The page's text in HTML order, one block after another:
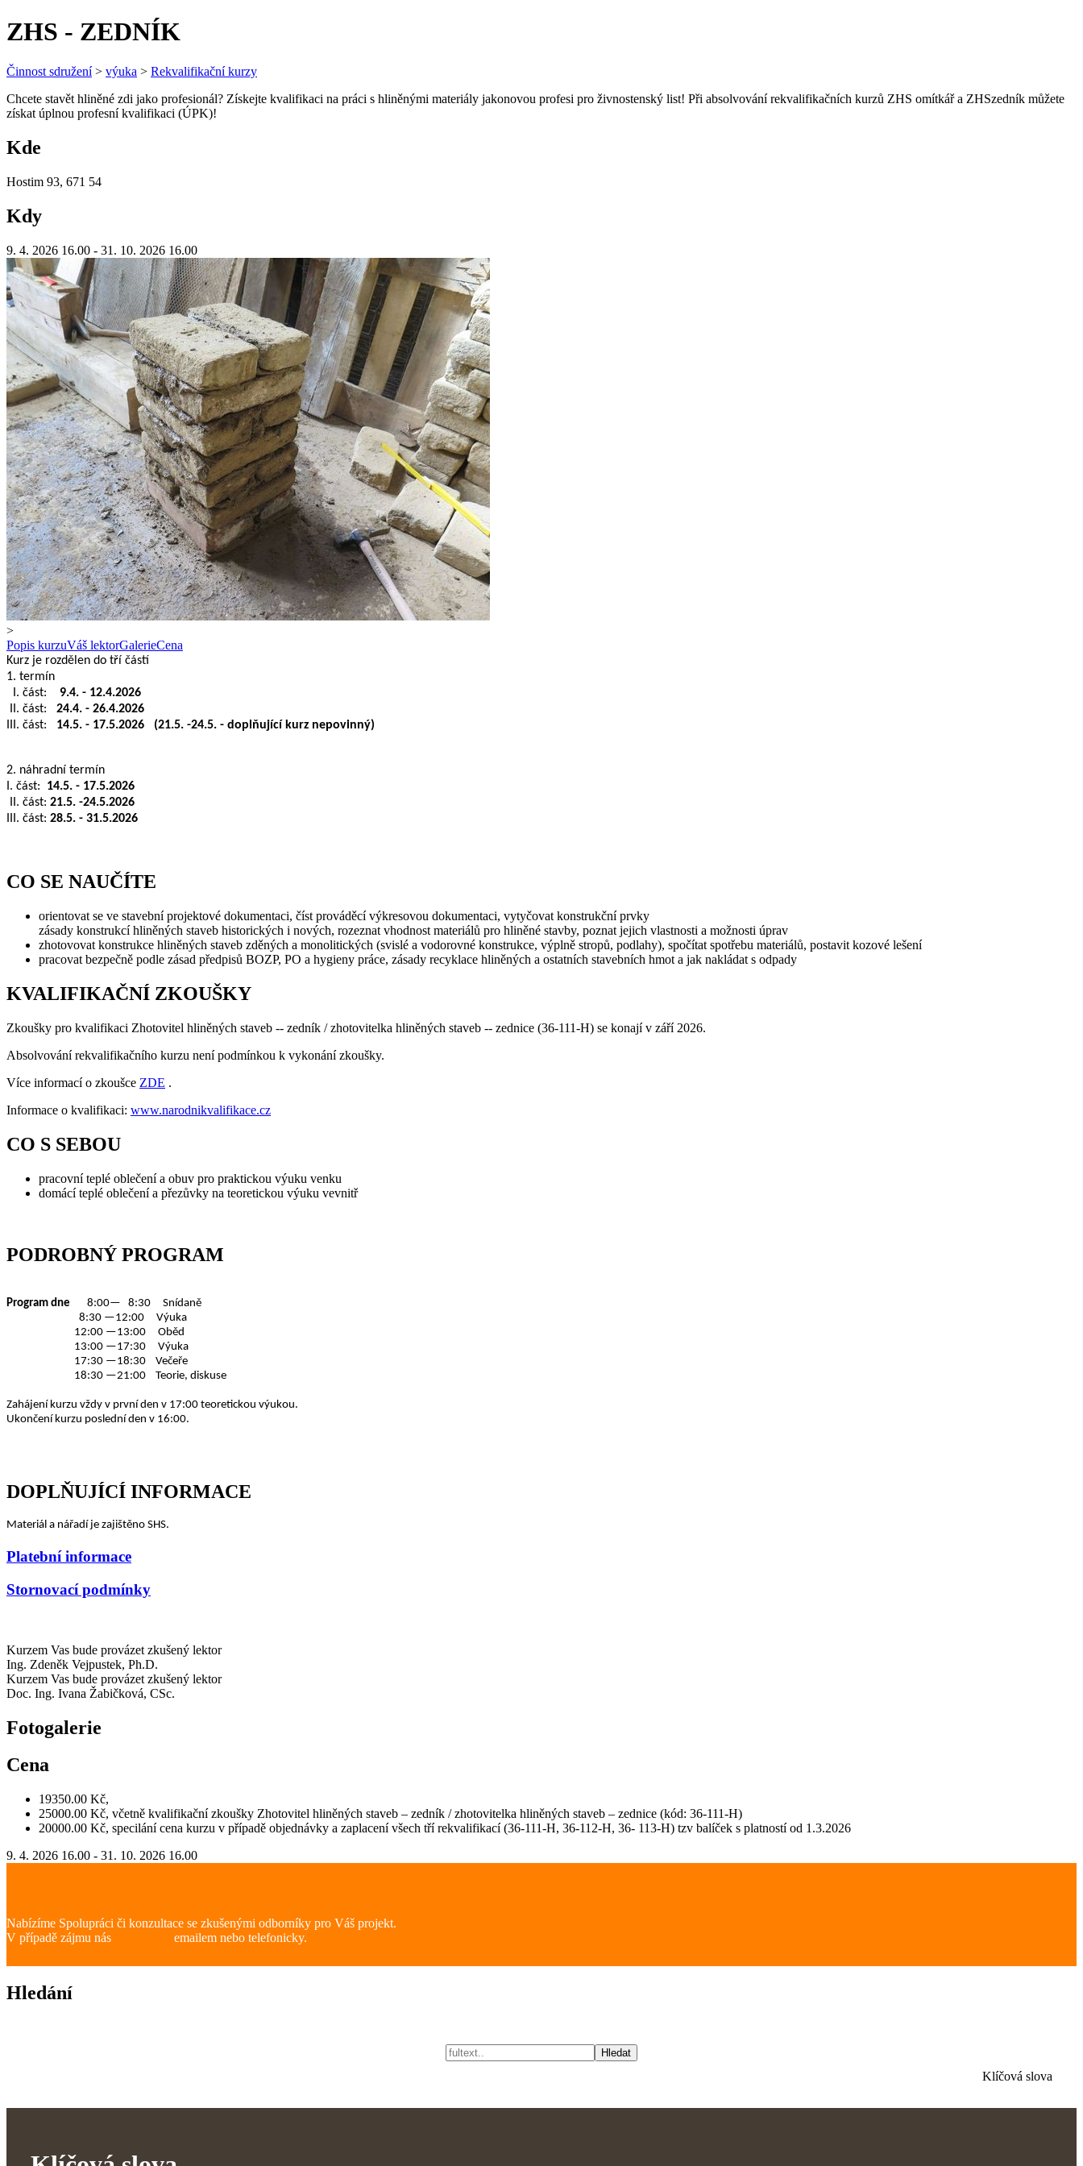
ZHS - ZEDNÍK
Činnost sdružení> výuka > Rekvalifikační kurzy
Chcete stavět hliněné zdi jako profesionál? Získejte kvalifikaci na práci s hliněnými materiály jakonovou profesi pro živnostenský list! Při absolvování rekvalifikačních kurzů ZHS omítkář a ZHSzedník můžete
získat úplnou profesní kvalifikaci (ÚPK)!
Kde
Hostim 93, 671 54
Kdy
9. 4. 2026 16.00 - 31. 10. 2026 16.00
>
Popis kurzuVáš lektorGalerieCena
Kurz je rozdělen do tří částí
1. termín
I. část: 9.4. - 12.4.2026
II. část: 24.4. - 26.4.2026
III. část:
14.5. - 17.5.2026 (21.5. -24.5. - doplňující kurz nepovinný)
2. náhradní termín
I. část: 14.5. - 17.5.2026
II. část: 21.5. -24.5.2026
III. část: 28.5. - 31.5.2026
CO SE NAUČÍTE
orientovat se ve stavební projektové dokumentaci, číst prováděcí výkresovou dokumentaci, vytyčovat konstrukční prvky
zásady konstrukcí hliněných staveb historických i nových, rozeznat vhodnost materiálů pro hliněné stavby, poznat jejich vlastnosti a možnosti úprav
zhotovovat konstrukce hliněných staveb zděných a monolitických (svislé a vodorovné konstrukce, výplně stropů, podlahy), spočítat spotřebu materiálů, postavit kozové lešení
pracovat bezpečně podle zásad předpisů BOZP, PO a hygieny práce, zásady recyklace hliněných a ostatních stavebních hmot a jak nakládat s odpady
KVALIFIKAČNÍ ZKOUŠKY
Zkoušky pro kvalifikaci Zhotovitel hliněných staveb -- zedník / zhotovitelka hliněných staveb -- zednice (36-111-H) se konají v září 2026.
Absolvování rekvalifikačního kurzu není podmínkou k vykonání zkoušky.
Více informací o zkoušce ZDE .
Informace o kvalifikaci: www.narodnikvalifikace.cz
CO S SEBOU
pracovní teplé oblečení a obuv pro praktickou výuku venku
domácí teplé oblečení a přezůvky na teoretickou výuku vevnitř
PODROBNÝ PROGRAM
Program dne 8:00— 8:30 Snídaně
8:30 —12:00 Výuka
12:00 —13:00 Oběd
13:00 —17:30 Výuka
17:30 —18:30 Večeře
18:30 —21:00 Teorie, diskuse
Zahájení kurzu vždy v první den v 17:00 teoretickou výukou.
Ukončení kurzu poslední den v 16:00.
DOPLŇUJÍCÍ INFORMACE
Materiál a nářadí je zajištěno SHS.
Platební informace
Stornovací podmínky
Kurzem Vas bude provázet zkušený lektor
Ing. Zdeněk Vejpustek, Ph.D.
Kurzem Vas bude provázet zkušený lektor
Doc. Ing. Ivana Žabičková, CSc.
Fotogalerie
Cena
19350.00 Kč,
25000.00 Kč, včetně kvalifikační zkoušky Zhotovitel hliněných staveb – zedník / zhotovitelka hliněných staveb – zednice (kód: 36-111-H)
20000.00 Kč, specilání cena kurzu v případě objednávky a zaplacení všech tří rekvalifikací (36-111-H, 36-112-H, 36- 113-H) tzv balíček s platností od 1.3.2026
9. 4. 2026 16.00 - 31. 10. 2026 16.00
Nabízíme Spolupráci či konzultace se zkušenými odborníky pro Váš projekt.
V případě zájmu nás
emailem nebo telefonicky.
Hledání
Hledat
Klíčová slova